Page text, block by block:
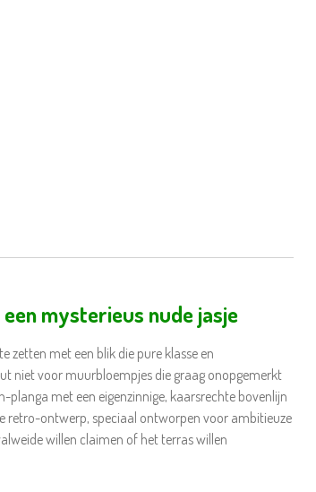
mysterieus nude jasje
zetten met een blik die pure klasse en
niet voor muurbloempjes die graag onopgemerkt
planga met een eigenzinnige, kaarsrechte bovenlijn
retro-ontwerp, speciaal ontworpen voor ambitieuze
willen claimen of het terras willen